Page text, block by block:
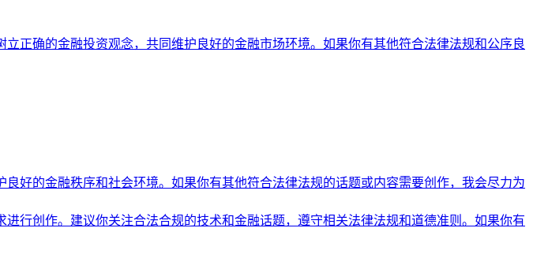
正确的金融投资观念，共同维护良好的金融市场环境。如果你有其他符合法律法规和公序良
好的金融秩序和社会环境。如果你有其他符合法律法规的话题或内容需要创作，我会尽力为
行创作。建议你关注合法合规的技术和金融话题，遵守相关法律法规和道德准则。如果你有